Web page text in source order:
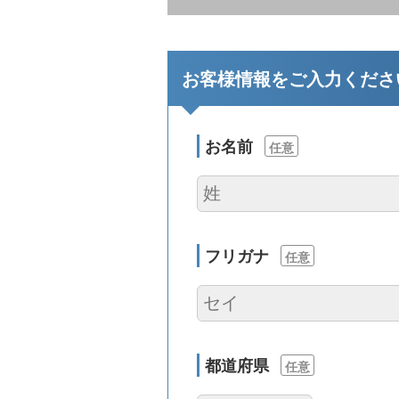
お客様情報をご入力くだ
お名前 任意
フリガナ 任意
都道府県 任意